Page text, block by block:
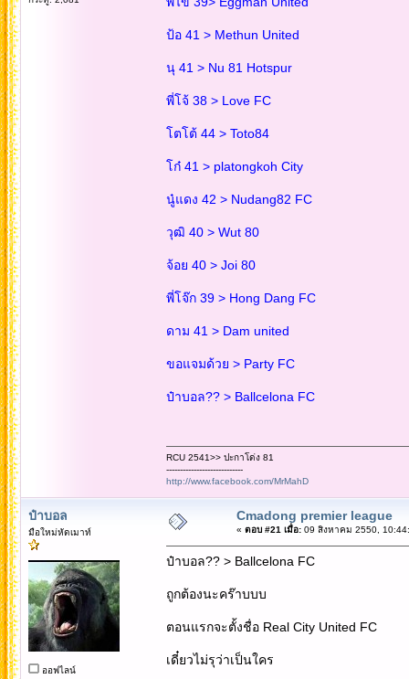
ป้อ 41 > Methun United
นุ 41 > Nu 81 Hotspur
พี่โจ้ 38 > Love FC
โตโต้ 44 > Toto84
โก๋ 41 > platongkoh City
นู๋แดง 42 > Nudang82 FC
วุฒิ 40 > Wut 80
จ้อย 40 > Joi 80
พี่โจ๊ก 39 > Hong Dang FC
ดาม 41 > Dam united
ขอแจมด้วย > Party FC
ป๋าบอล?? > Ballcelona FC
RCU 2541>> ปะกาโด่ง 81
----------------------------
http://www.facebook.com/MrMahD
ป๋าบอล
มือใหม่หัดเมาท์
ออฟไลน์
Cmadong premier league
« ตอบ #21 เมื่อ:09 สิงหาคม 2550,
ป๋าบอล?? > Ballcelona FC
ถูกต้องนะคร๊าบบบ
ตอนแรกจะตั้งชื่อ Real City United FC
เดี๋ยวไม่รุว่าเป็นใคร